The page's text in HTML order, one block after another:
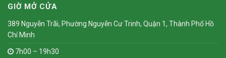
GIỜ MỞ CỬA
389 Nguyễn Trãi, Phường Nguyễn Cư Trinh, Quận 1, Thành Phố Hồ
Chí Minh
7h00 – 19h30